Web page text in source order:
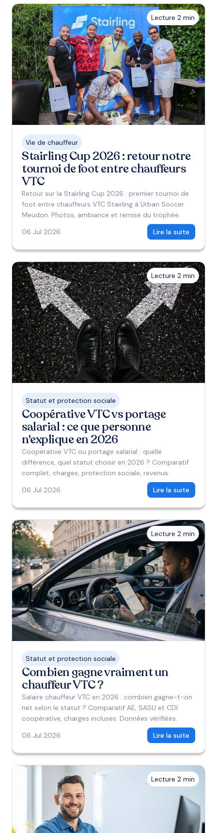
Lecture 2 min
Vie de chauffeur
Stairling Cup 2026 : retour notre
tournoi de foot entre chauffeurs
VTC
Retour sur la Stairling Cup 2026 : premier tournoi de
foot entre chauffeurs VTC Stairling à Urban Soccer
Meudon. Photos, ambiance et remise du trophée.
06 Jul 2026
Lire la suite
Lecture 2 min
Statut et protection sociale
Coopérative VTC vs portage
salarial : ce que personne
n'explique en 2026
Coopérative VTC ou portage salarial : quelle
différence, quel statut choisir en 2026 ? Comparatif
complet, charges, protection sociale, revenus.
06 Jul 2026
Lire la suite
Lecture 2 min
Statut et protection sociale
Combien gagne vraiment un
chauffeur VTC ?
Salaire chauffeur VTC en 2026 : combien gagne-t-on
net selon le statut ? Comparatif AE, SASU et CDI
coopérative, charges incluses. Données vérifiées.
06 Jul 2026
Lire la suite
Lecture 2 min